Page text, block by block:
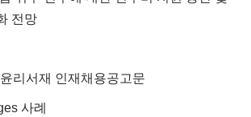
전망
리서재 인재채용공고문
사례